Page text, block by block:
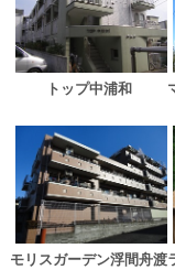
トップ中浦和
モリスガーデン浮間舟渡